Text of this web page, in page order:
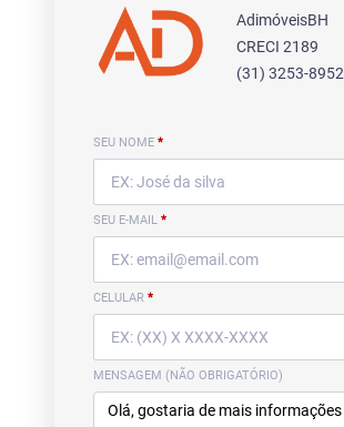
AdimóveisBH
CRECI 2189
(31) 3253-8952
SEU NOME *
SEU E-MAIL *
CELULAR *
MENSAGEM (NÃO OBRIGATÓRIO)